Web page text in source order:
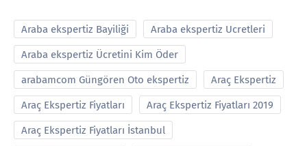
Araba ekspertiz Bayiliği Araba ekspertiz Ucretleri
Araba ekspertiz Ücretini Kim Öder
arabamcom Güngören Oto ekspertiz Araç Ekspertiz
Araç Ekspertiz Fiyatları Araç Ekspertiz Fiyatları 2019
Araç Ekspertiz Fiyatları İstanbul